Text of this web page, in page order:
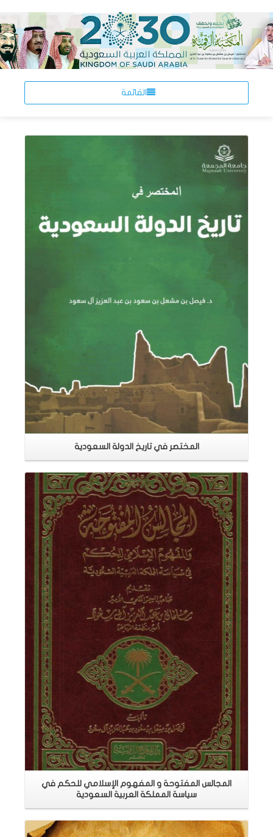
القائمة
اقرأ المزيد
المختصر في تاريخ الدولة السعودية
اقرأ المزيد
المجالس المفتوحة و المفهوم الإسلامي للحكم في
سياسة المملكة العربية السعودية